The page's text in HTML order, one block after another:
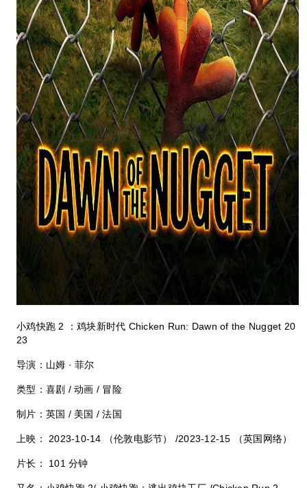
小鸡快跑 2 ：鸡块新时代 Chicken Run: Dawn of the Nugget 20
23
导演：山姆 ·菲尔
类型：喜剧 /动画 / 冒险
制片：英国 / 美国 /法国
上映： 2023-10-14 （伦敦电影节） /2023-12-15 （英国网络）
片长： 101分钟